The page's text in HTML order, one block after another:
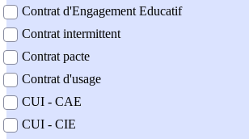
Contrat d'Engagement Educatif
Contrat intermittent
Contrat pacte
Contrat d'usage
CUI - CAE
CUI - CIE